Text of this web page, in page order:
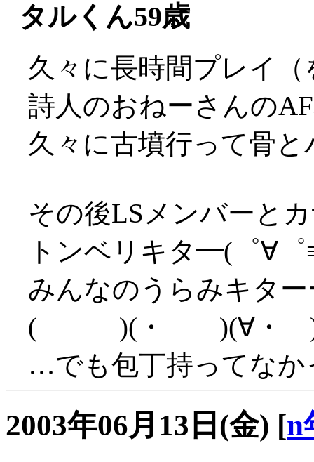
タルくん59歳
久々に長時間プレイ（
詩人のおねーさんの
久々に古墳行って骨
その後LSメンバーと
トンベリキタ━(゜∀
みんなのうらみキ
( )(・ )(∀・ )(・
…でも包丁持ってなか
2003年06月13日(金) [n